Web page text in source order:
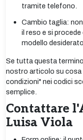
tramite telefono.
Cambio taglia:
il reso e si procede
modello desiderato.
Se tutta questa
nostro articolo su cosa
condizioni" nei codici
semplice.
Contattare
Luisa Viola